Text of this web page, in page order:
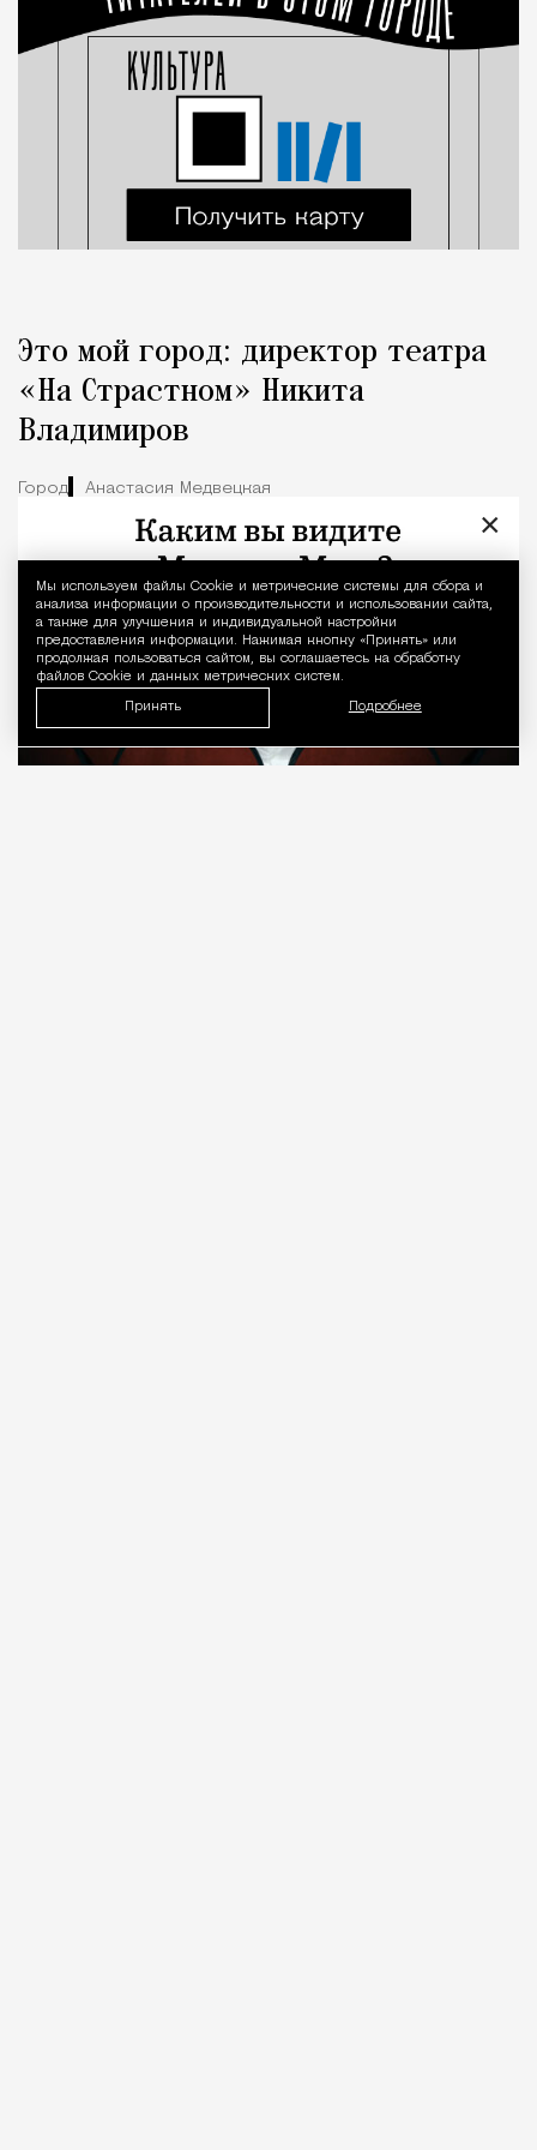
Уведомление
Мы используем файлы Сookie и метрические системы для сбора и
анализа информации о производительности и использовании сайта,
а также для улучшения и индивидуальной настройки
предоставления информации. Нажимая кнопку «Принять» или
продолжая пользоваться сайтом, вы соглашаетесь на обработку
файлов Cookie и данных метрических систем.
Принять Подробнее
Это мой город: директор театра
«На Страстном» Никита
Владимиров
Город Анастасия Медвецкая
×